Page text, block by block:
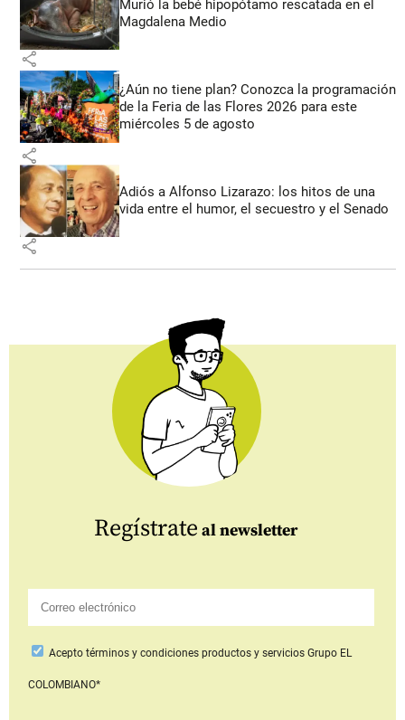
Murió la bebé hipopótamo rescatada en el
Magdalena Medio
share
¿Aún no tiene plan? Conozca la programación
de la Feria de las Flores 2026 para este
miércoles 5 de agosto
share
Adiós a Alfonso Lizarazo: los hitos de una
vida entre el humor, el secuestro y el Senado
share
Regístrate al newsletter
Aceptotérminos y condiciones productos y serviciosGrupo EL
COLOMBIANO*